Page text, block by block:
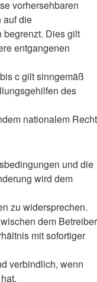
vorhersehbaren
auf die
begrenzt. Dies gilt
entgangenen
c gilt sinngemäß
des
nationalem Recht
und die
wird dem
zu widersprechen.
dem Betreiber
mit sofortiger
verbindlich, wenn